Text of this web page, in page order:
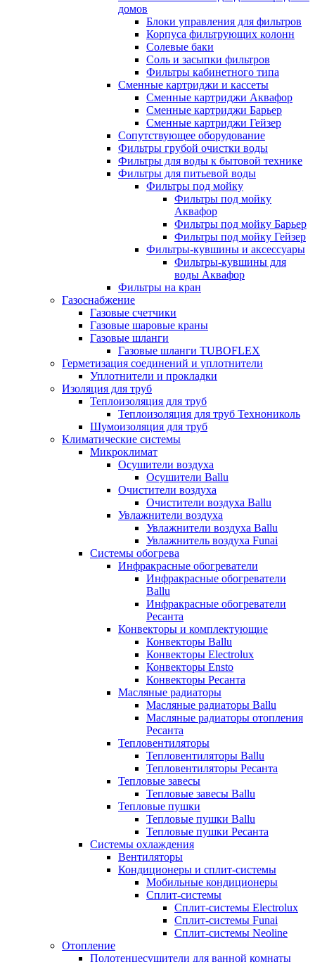
домов
Блоки управления для фильтров
Корпуса фильтрующих колонн
Солевые баки
Соль и засыпки фильтров
Фильтры кабинетного типа
Сменные картриджи и кассеты
Сменные картриджи Аквафор
Сменные картриджи Барьер
Сменные картриджи Гейзер
Сопутствующее оборудование
Фильтры грубой очистки воды
Фильтры для воды к бытовой технике
Фильтры для питьевой воды
Фильтры под мойку
Фильтры под мойку
Аквафор
Фильтры под мойку Барьер
Фильтры под мойку Гейзер
Фильтры-кувшины и аксессуары
Фильтры-кувшины для
воды Аквафор
Фильтры на кран
Газоснабжение
Газовые счетчики
Газовые шаровые краны
Газовые шланги
Газовые шланги TUBOFLEX
Герметизация соединений и уплотнители
Уплотнители и прокладки
Изоляция для труб
Теплоизоляция для труб
Теплоизоляция для труб Технониколь
Шумоизоляция для труб
Климатические системы
Микроклимат
Осушители воздуха
Осушители Ballu
Очистители воздуха
Очистители воздуха Ballu
Увлажнители воздуха
Увлажнители воздуха Ballu
Увлажнитель воздуха Funai
Системы обогрева
Инфракрасные обогреватели
Инфракрасные обогреватели
Ballu
Инфракрасные обогреватели
Ресанта
Конвекторы и комплектующие
Конвекторы Ballu
Конвекторы Electrolux
Конвекторы Ensto
Конвекторы Ресанта
Масляные радиаторы
Масляные радиаторы Ballu
Масляные радиаторы отопления
Ресанта
Тепловентиляторы
Тепловентиляторы Ballu
Тепловентиляторы Ресанта
Тепловые завесы
Тепловые завесы Ballu
Тепловые пушки
Тепловые пушки Ballu
Тепловые пушки Ресанта
Системы охлаждения
Вентиляторы
Кондиционеры и сплит-системы
Мобильные кондиционеры
Сплит-системы
Сплит-системы Electrolux
Сплит-системы Funai
Сплит-системы Neoline
Отопление
Полотенцесушители для ванной комнаты